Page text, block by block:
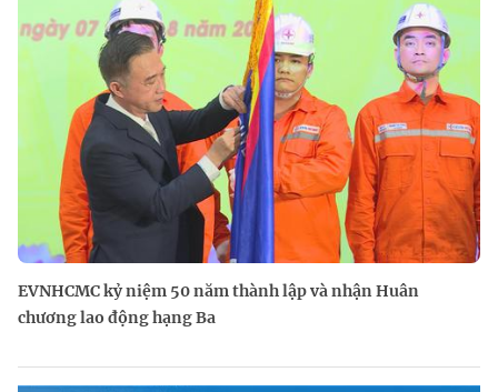
EVNHCMC kỷ niệm 50 năm thành lập và nhận Huân
chương lao động hạng Ba